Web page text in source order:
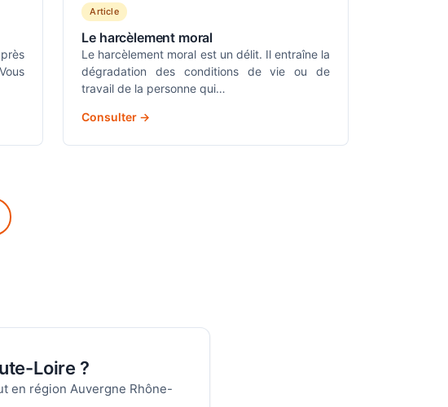
Article
Le harcèlement moral
Le harcèlement moral est un délit. Il entraîne la
dégradation des conditions de vie ou de
travail de la personne qui…
Consulter →
Loire ?
en région Auvergne Rhône-